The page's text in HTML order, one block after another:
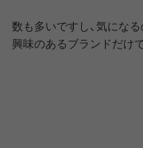
数も多いですし、気にな
興味のあるブランドだけ